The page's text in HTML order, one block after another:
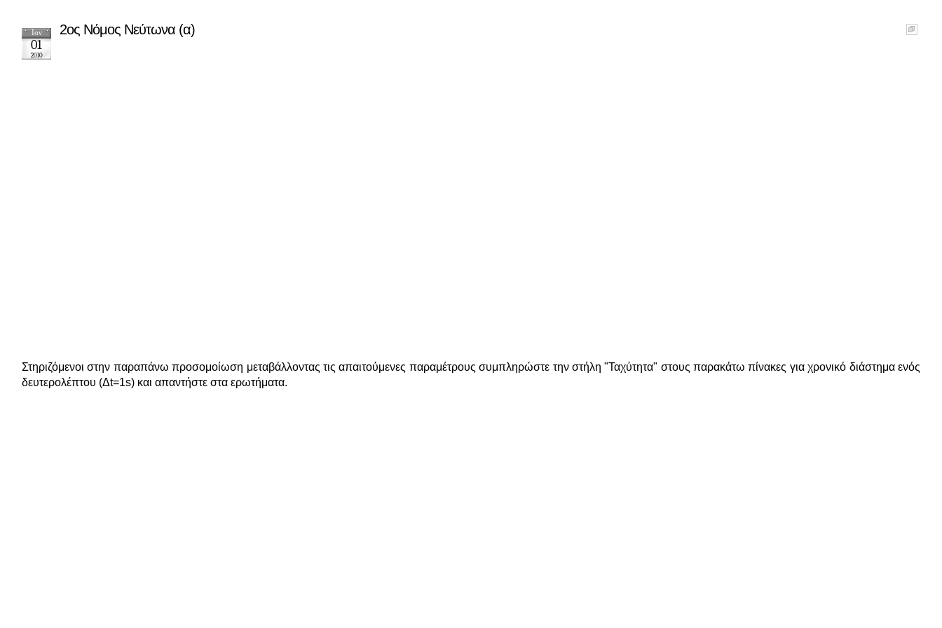
Ιαν
01
2010
2ος Νόμος Νεύτωνα (α)
Στηριζόμενοι στην παραπάνω προσομοίωση μεταβάλλοντας τις απαιτούμενες παραμέτρους συμπληρώστε την στήλη "Ταχύτητα" στους παρακάτω πίνακες για χρονικό διάστημα ενός
δευτερολέπτου (Δt=1s) και απαντήστε στα ερωτήματα.